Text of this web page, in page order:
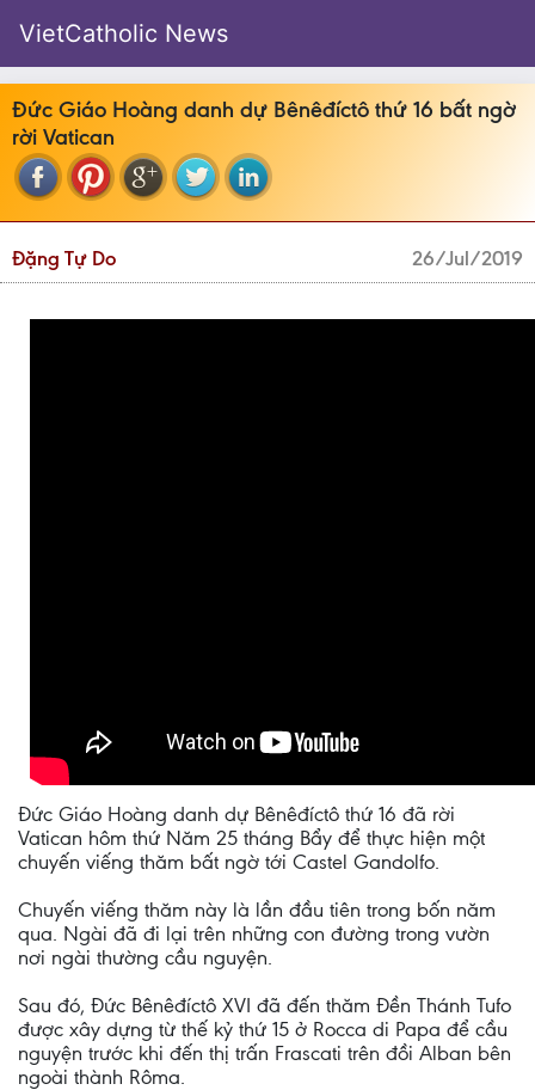
VietCatholic News
Đức Giáo Hoàng danh dự Bênêđíctô thứ 16 bất ngờ
rời Vatican
Đặng Tự Do 26/Jul/2019
Đức Giáo Hoàng danh dự Bênêđíctô thứ 16 đã rời
Vatican hôm thứ Năm 25 tháng Bẩy để thực hiện một
chuyến viếng thăm bất ngờ tới Castel Gandolfo.
Chuyến viếng thăm này là lần đầu tiên trong bốn năm
qua. Ngài đã đi lại trên những con đường trong vườn
nơi ngài thường cầu nguyện.
Sau đó, Đức Bênêđíctô XVI đã đến thăm Đền Thánh Tufo
được xây dựng từ thế kỷ thứ 15 ở Rocca di Papa để cầu
nguyện trước khi đến thị trấn Frascati trên đồi Alban bên
ngoài thành Rôma.